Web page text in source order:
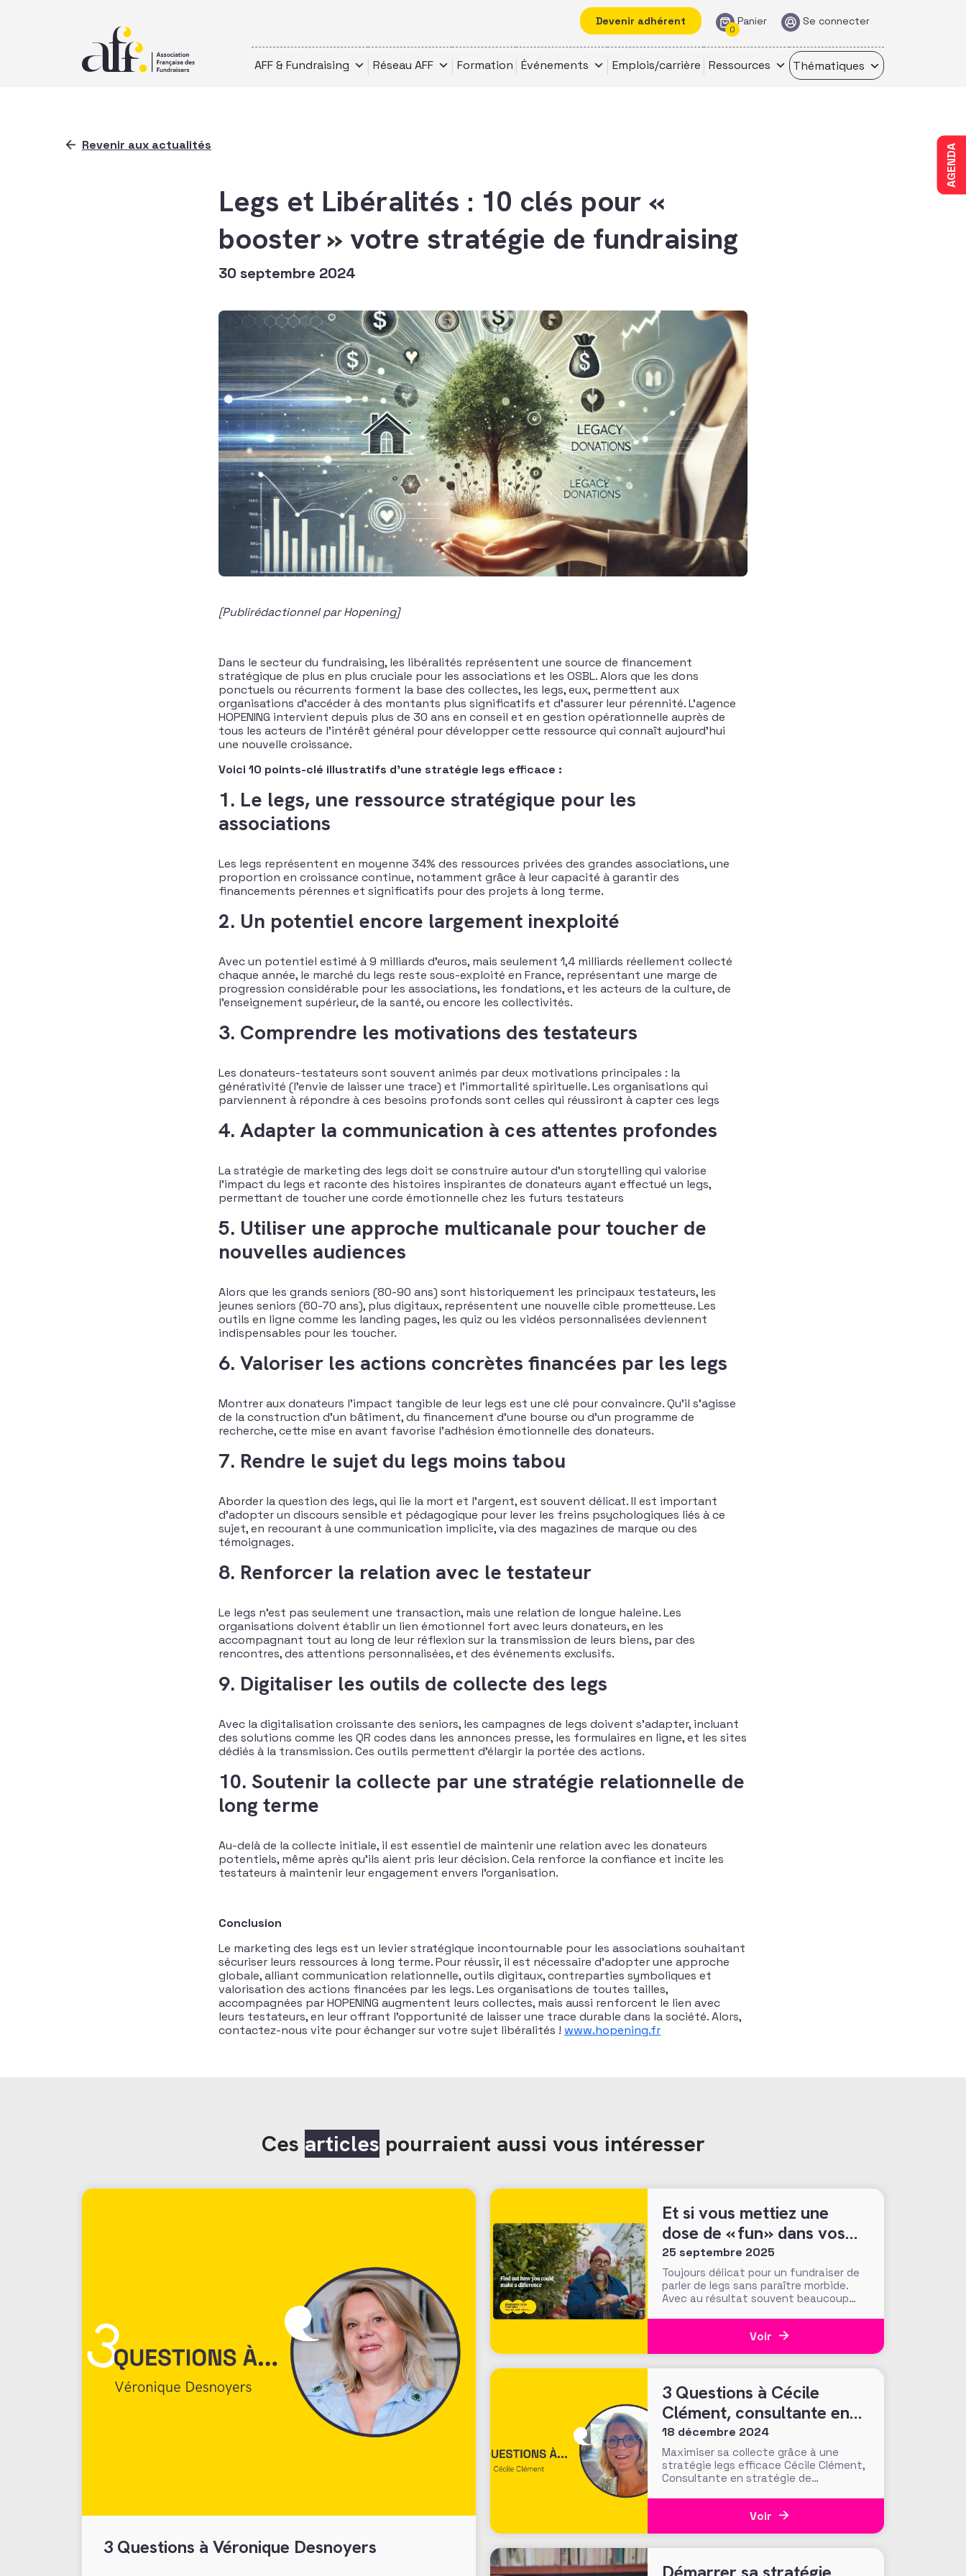
Devenir adhérent Panier
0
Se connecter
AFF & Fundraising Réseau AFF Formation Événements Emplois/carrière Ressources Thématiques
AGENDA
Revenir aux actualités
Legs et Libéralités : 10 clés pour «
booster » votre stratégie de fundraising
30 septembre 2024
[Publirédactionnel par Hopening]
Dans le secteur du fundraising, les libéralités représentent une source de financement
stratégique de plus en plus cruciale pour les associations et les OSBL. Alors que les dons
ponctuels ou récurrents forment la base des collectes, les legs, eux, permettent aux
organisations d’accéder à des montants plus significatifs et d’assurer leur pérennité. L’agence
HOPENING intervient depuis plus de 30 ans en conseil et en gestion opérationnelle auprès de
tous les acteurs de l’intérêt général pour développer cette ressource qui connaît aujourd’hui
une nouvelle croissance.
Voici 10 points-clé illustratifs d’une stratégie legs efficace :
1. Le legs, une ressource stratégique pour les
associations
​Les legs représentent en moyenne 34% des ressources privées des grandes associations, une
proportion en croissance continue, notamment grâce à leur capacité à garantir des
financements pérennes et significatifs pour des projets à long terme.
2. Un potentiel encore largement inexploité
Avec un potentiel estimé à 9 milliards d’euros, mais seulement 1,4 milliards réellement collecté
chaque année, le marché du legs reste sous-exploité en France, représentant une marge de
progression considérable pour les associations, les fondations, et les acteurs de la culture, de
l’enseignement supérieur, de la santé, ou encore les collectivités.
3. Comprendre les motivations des testateurs
Les donateurs-testateurs sont souvent animés par deux motivations principales : la
générativité (l’envie de laisser une trace) et l’immortalité spirituelle. Les organisations qui
parviennent à répondre à ces besoins profonds sont celles qui réussiront à capter ces legs​
4. Adapter la communication à ces attentes profondes
La stratégie de marketing des legs doit se construire autour d’un storytelling qui valorise
l’impact du legs et raconte des histoires inspirantes de donateurs ayant effectué un legs,
permettant de toucher une corde émotionnelle chez les futurs testateurs​
5. Utiliser une approche multicanale pour toucher de
nouvelles audiences
Alors que les grands seniors (80-90 ans) sont historiquement les principaux testateurs, les
jeunes seniors (60-70 ans), plus digitaux, représentent une nouvelle cible prometteuse. Les
outils en ligne comme les landing pages, les quiz ou les vidéos personnalisées deviennent
indispensables pour les toucher.
6. Valoriser les actions concrètes financées par les legs
Montrer aux donateurs l’impact tangible de leur legs est une clé pour convaincre. Qu’il s’agisse
de la construction d’un bâtiment, du financement d’une bourse ou d’un programme de
recherche, cette mise en avant favorise l’adhésion émotionnelle des donateurs​.
7. Rendre le sujet du legs moins tabou
Aborder la question des legs, qui lie la mort et l’argent, est souvent délicat. Il est important
d’adopter un discours sensible et pédagogique pour lever les freins psychologiques liés à ce
sujet, en recourant à une communication implicite, via des magazines de marque ou des
témoignages​.
8. Renforcer la relation avec le testateur
Le legs n’est pas seulement une transaction, mais une relation de longue haleine. Les
organisations doivent établir un lien émotionnel fort avec leurs donateurs, en les
accompagnant tout au long de leur réflexion sur la transmission de leurs biens, par des
rencontres, des attentions personnalisées, et des événements exclusifs​.
9. Digitaliser les outils de collecte des legs
Avec la digitalisation croissante des seniors, les campagnes de legs doivent s’adapter, incluant
des solutions comme les QR codes dans les annonces presse, les formulaires en ligne, et les sites
dédiés à la transmission. Ces outils permettent d’élargir la portée des actions​.
10. Soutenir la collecte par une stratégie relationnelle de
long terme
Au-delà de la collecte initiale, il est essentiel de maintenir une relation avec les donateurs
potentiels, même après qu’ils aient pris leur décision. Cela renforce la confiance et incite les
testateurs à maintenir leur engagement envers l’organisation​.
Conclusion
Le marketing des legs est un levier stratégique incontournable pour les associations souhaitant
sécuriser leurs ressources à long terme. Pour réussir, il est nécessaire d’adopter une approche
globale, alliant communication relationnelle, outils digitaux, contreparties symboliques et
valorisation des actions financées par les legs. Les organisations de toutes tailles,
accompagnées par HOPENING augmentent leurs collectes, mais aussi renforcent le lien avec
leurs testateurs, en leur offrant l’opportunité de laisser une trace durable dans la société. Alors,
contactez-nous vite pour échanger sur votre sujet libéralités ! www.hopening.fr
Ces articles pourraient aussi vous intéresser
3 Questions à Véronique Desnoyers
Et si vous mettiez une
dose de « fun » dans vos
stratégies legs ?
25 septembre 2025
Toujours délicat pour un fundraiser de
parler de legs sans paraître morbide.
Avec au résultat souvent beaucoup
rendue possible par la transmission à
liberté
Voir
3 Questions à Cécile
Clément, consultante en
stratégie de
communication et de
collecte de fonds
18 décembre 2024
Maximiser sa collecte grâce à une
stratégie legs efficace Cécile Clément,
Consultante en stratégie de
questions sur le développement d’une
Voir